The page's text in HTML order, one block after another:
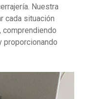
Nuestra
cada situación
comprendiendo
proporcionando